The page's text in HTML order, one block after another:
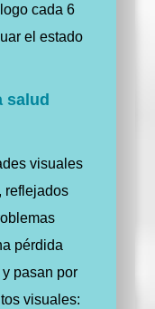
cada 6
el estado
salud
visuales
reflejados
pérdida
pasan por
visuales: